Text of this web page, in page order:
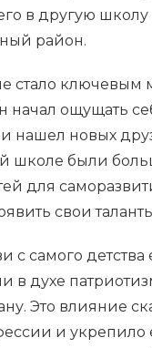
в другую школу
район.
стало ключевым
начал ощущать
нашел новых
школе были
для
свои
с самого детства
в духе
Это влияние
и укрепило